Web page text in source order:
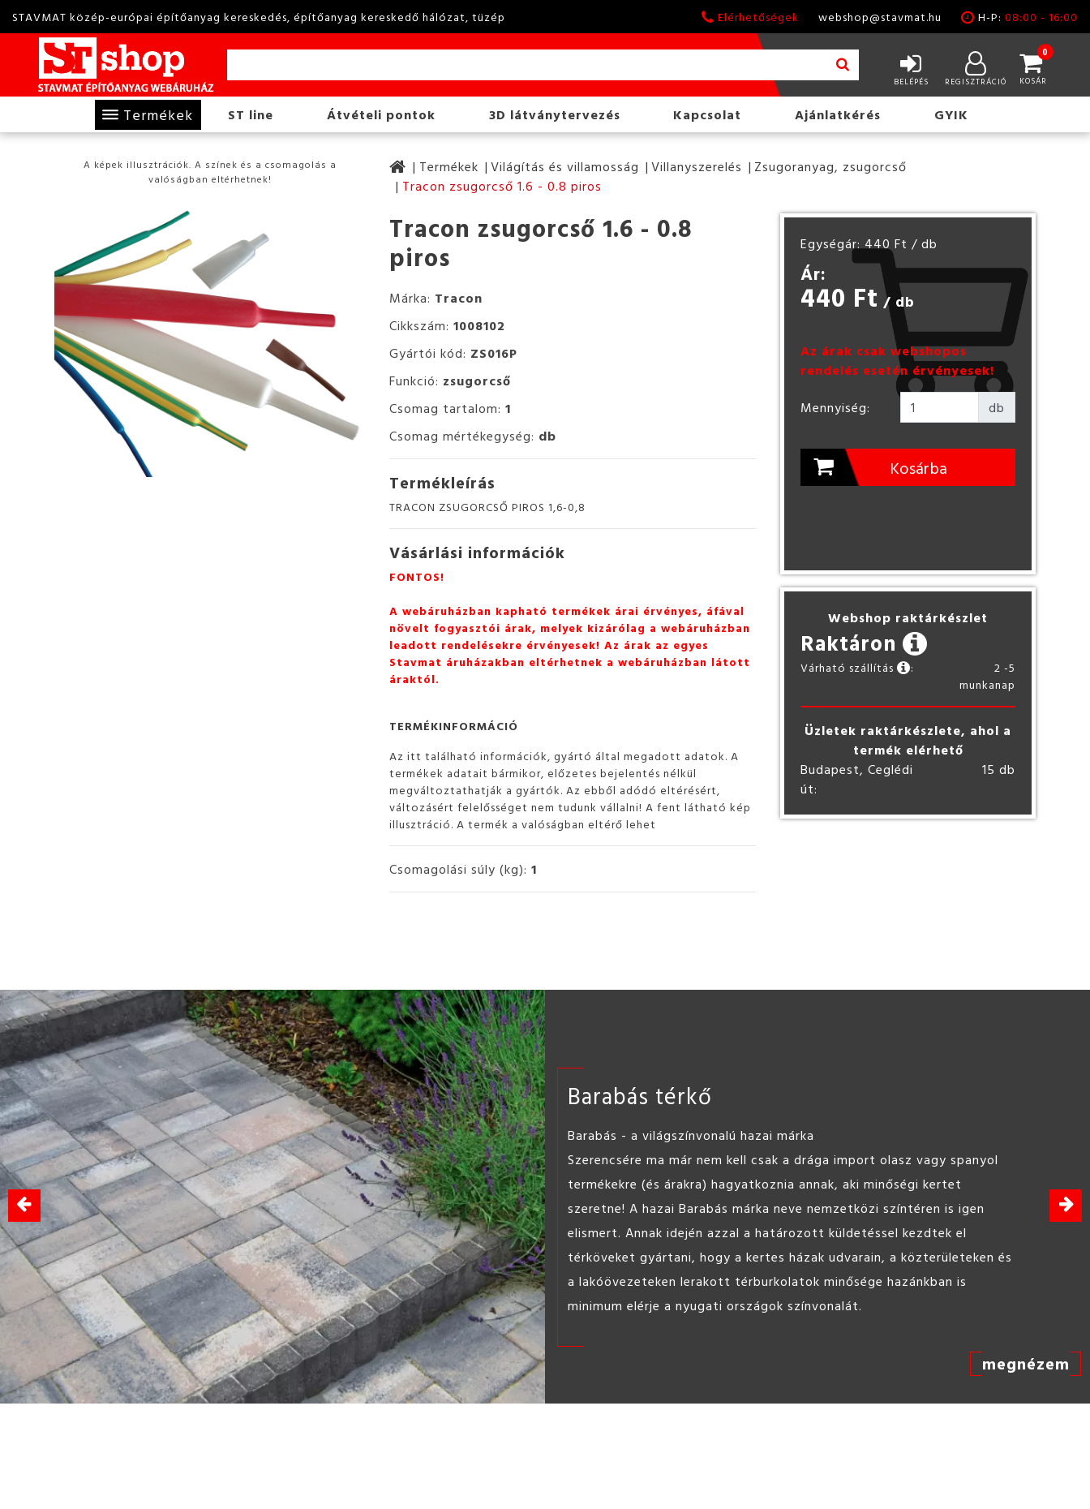
STAVMAT közép-európai építőanyag kereskedés, építőanyag kereskedő hálózat, tüzép Elérhetőségek webshop@stavmat.hu H-P: 08:00 - 16:00
BELÉPÉS REGISZTRÁCIÓ
0
KOSÁR
Termékek ST line Átvételi pontok 3D látványtervezés Kapcsolat Ajánlatkérés GYIK
A képek illusztrációk. A színek és a csomagolás a
valóságban eltérhetnek!
Termékek Világítás és villamosság Villanyszerelés
Zsugoranyag, zsugorcső
Tracon zsugorcső 1.6 - 0.8 piros
Tracon zsugorcső 1.6 - 0.8
piros
Márka: Tracon
Cikkszám:1008102
Gyártói kód: ZS016P
Funkció: zsugorcső
Csomag tartalom:1
Csomag mértékegység: db
Termékleírás
TRACON ZSUGORCSŐ PIROS 1,6-0,8
Vásárlási információk
FONTOS!
A webáruházban kapható termékek árai érvényes, áfával
növelt fogyasztói árak, melyek kizárólag a webáruházban
leadott rendelésekre érvényesek! Az árak az egyes
Stavmat áruházakban eltérhetnek a webáruházban látott
áraktól.
TERMÉKINFORMÁCIÓ
Az itt található információk, gyártó által megadott adatok. A
termékek adatait bármikor, előzetes bejelentés nélkül
megváltoztathatják a gyártók. Az ebből adódó eltérésért,
változásért felelősséget nem tudunk vállalni! A fent látható kép
illusztráció. A termék a valóságban eltérő lehet
Csomagolási súly (kg):1
Egységár: 440 Ft / db
Ár:
440 Ft / db
Az árak csak webshopos
rendelés esetén érvényesek!
Mennyiség:
db
Kosárba
Webshop raktárkészlet
Raktáron
Várható szállítás :
2 -5
munkanap
Üzletek raktárkészlete, ahol a
termék elérhető
Budapest, Ceglédi
út:
15 db
ST line Hobbybeton 25kg
Könnyen bedolgozható, felhasználásra kész beton,
barkács célokra.